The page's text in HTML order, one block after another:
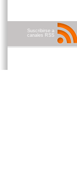
Suscribirse a
canales RSS